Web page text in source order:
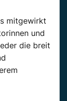
mitgewirkt
und
die breit